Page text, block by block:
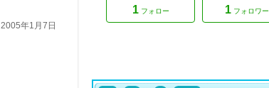
2005年1月7日
1フォロー 1フォロワー